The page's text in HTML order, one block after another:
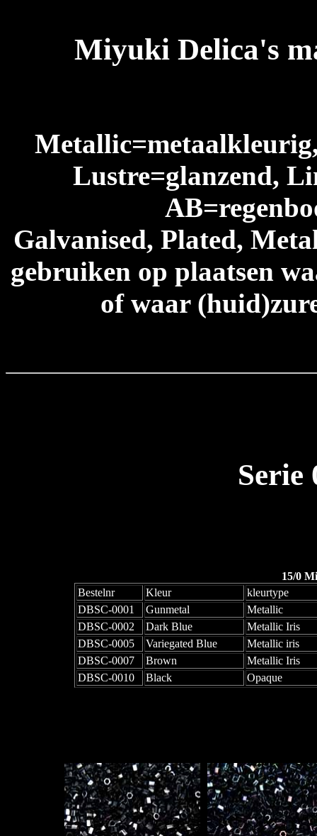
Miyuki Delica's
Lustre=glanzend,
Galvanised, Plated,
gebruiken op plaatsen
of waar
Serie
15/0
Bestelnr
Kleur
kleurtype
DBSC-0001
Gunmetal
Metallic
DBSC-0002
Dark Blue
Metallic Iris
DBSC-0005
Variegated Blue
Metallic iris
DBSC-0007
Brown
Metallic Iris
DBSC-0010
Black Opaque